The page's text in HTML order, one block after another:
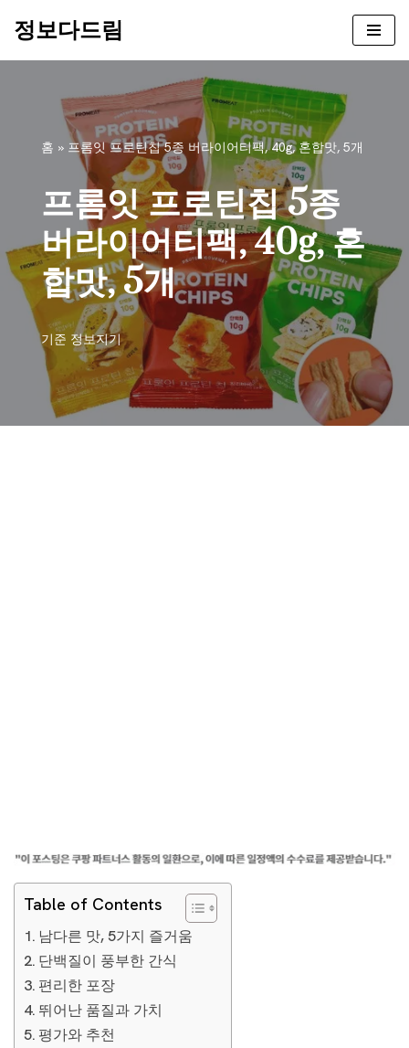
정보다드림
홈 » 프롬잇 프로틴칩 5종 버라이어티팩, 40g, 혼합맛, 5개
프롬잇 프로틴칩 5종
버라이어티팩, 40g, 혼
합맛, 5개
기준 정보지기
Table of Contents
남다른 맛, 5가지 즐거움
단백질이 풍부한 간식
편리한 포장
뛰어난 품질과 가치
평가와 추천